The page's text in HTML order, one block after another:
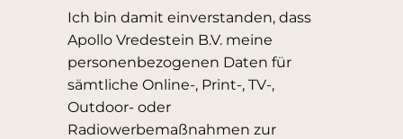
Ich bin damit einverstanden, dass
Apollo Vredestein B.V. meine
personenbezogenen Daten für
sämtliche Online-, Print-, TV-,
Outdoor- oder
Radiowerbemaßnahmen zur